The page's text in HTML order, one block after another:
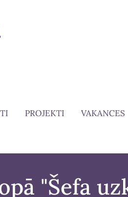
PROJEKTI VAKANCES
"Šefa